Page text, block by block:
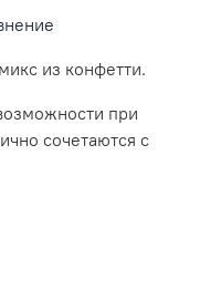
из конфетти.
при
сочетаются с